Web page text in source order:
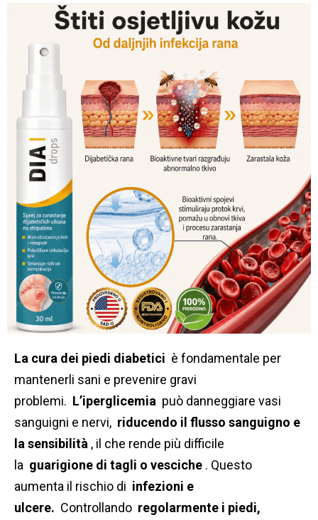
La cura dei piedi diabetici è fondamentale per
mantenerli sani e prevenire gravi
problemi. L’iperglicemia può danneggiare vasi
sanguigni e nervi, riducendo il flusso sanguigno e
la sensibilità , il che rende più difficile
la guarigione di tagli o vesciche . Questo
aumenta il rischio di infezioni e
ulcere. Controllando regolarmente i piedi,